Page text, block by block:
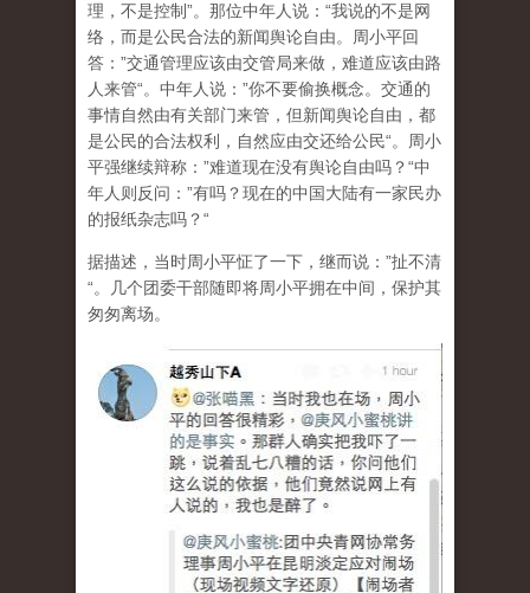
理，不是控制”。那位中年人说：“我说的不是网
络，而是公民合法的新闻舆论自由。周小平回
答：”交通管理应该由交管局来做，难道应该由路
人来管“。中年人说：”你不要偷换概念。交通的
事情自然由有关部门来管，但新闻舆论自由，都
是公民的合法权利，自然应由交还给公民“。周小
平强继续辩称：”难道现在没有舆论自由吗？“中
年人则反问：”有吗？现在的中国大陆有一家民办
的报纸杂志吗？“
据描述，当时周小平怔了一下，继而说：”扯不清
“。几个团委干部随即将周小平拥在中间，保护其
匆匆离场。
tu_5.jpg